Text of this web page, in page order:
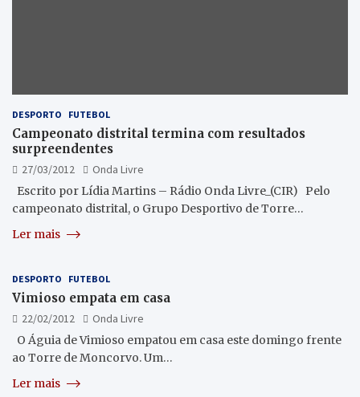
DESPORTO FUTEBOL
Campeonato distrital termina com resultados
surpreendentes
27/03/2012
Onda Livre
Escrito por Lídia Martins – Rádio Onda Livre_(CIR) Pelo
campeonato distrital, o Grupo Desportivo de Torre…
Ler mais
DESPORTO FUTEBOL
Vimioso empata em casa
22/02/2012
Onda Livre
O Águia de Vimioso empatou em casa este domingo frente
ao Torre de Moncorvo. Um…
Ler mais